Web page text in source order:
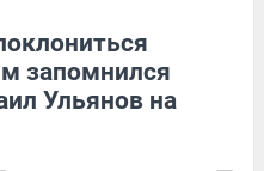
запомнился
Ульянов на